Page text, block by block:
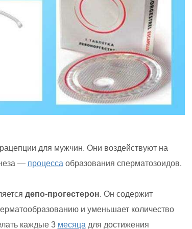
для мужчин. Они воздействуют на
— процесса образования сперматозоидов.
депо-прогестерон. Он содержит
и уменьшает количество
каждые 3 месяца для достижения